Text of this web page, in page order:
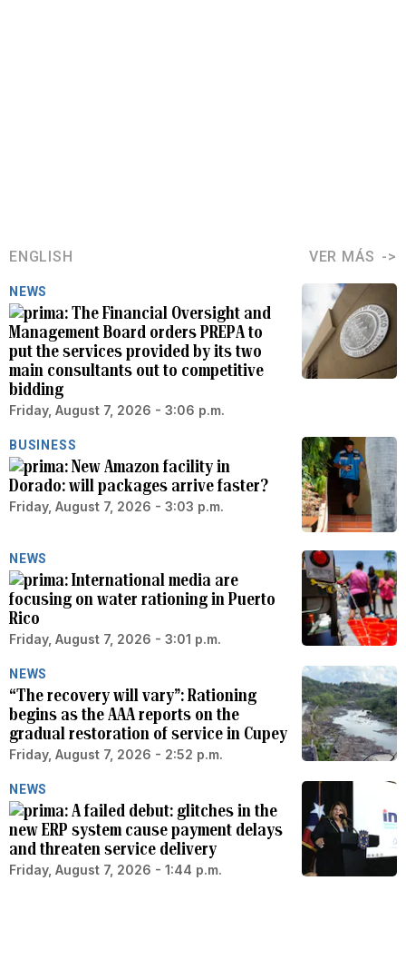
ENGLISH VER MÁS
NEWS
The Financial Oversight and
Management Board orders PREPA to
put the services provided by its two
main consultants out to competitive
bidding
Friday, August 7, 2026 - 3:06 p.m.
BUSINESS
New Amazon facility in
Dorado: will packages arrive faster?
Friday, August 7, 2026 - 3:03 p.m.
NEWS
International media are
focusing on water rationing in Puerto
Rico
Friday, August 7, 2026 - 3:01 p.m.
NEWS
“The recovery will vary”: Rationing
begins as the AAA reports on the
gradual restoration of service in Cupey
Friday, August 7, 2026 - 2:52 p.m.
NEWS
A failed debut: glitches in the
new ERP system cause payment delays
and threaten service delivery
Friday, August 7, 2026 - 1:44 p.m.